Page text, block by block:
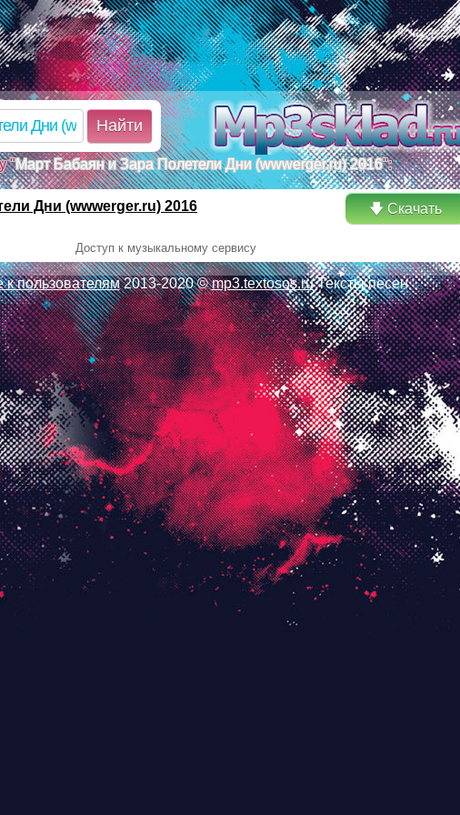
on line 110 Warning: mkdir(): No such file or directory in /ssd/
line 110 Warning:
failed to open stream: No such
poisk.php on line 113
Найти
"Март Бабаян и Зара Полетели Дни (wwwerger.ru) 2016":
Дни (wwwerger.ru) 2016
🡇 Скачать
Доступ к музыкальному сервису
пользователям2013-2020 ©mp3.textosos.ruТексты песен